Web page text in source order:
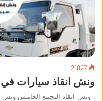
2٬827
ونش انقاذ سيارات
ونش انقاذ التجمع الخامس ونش